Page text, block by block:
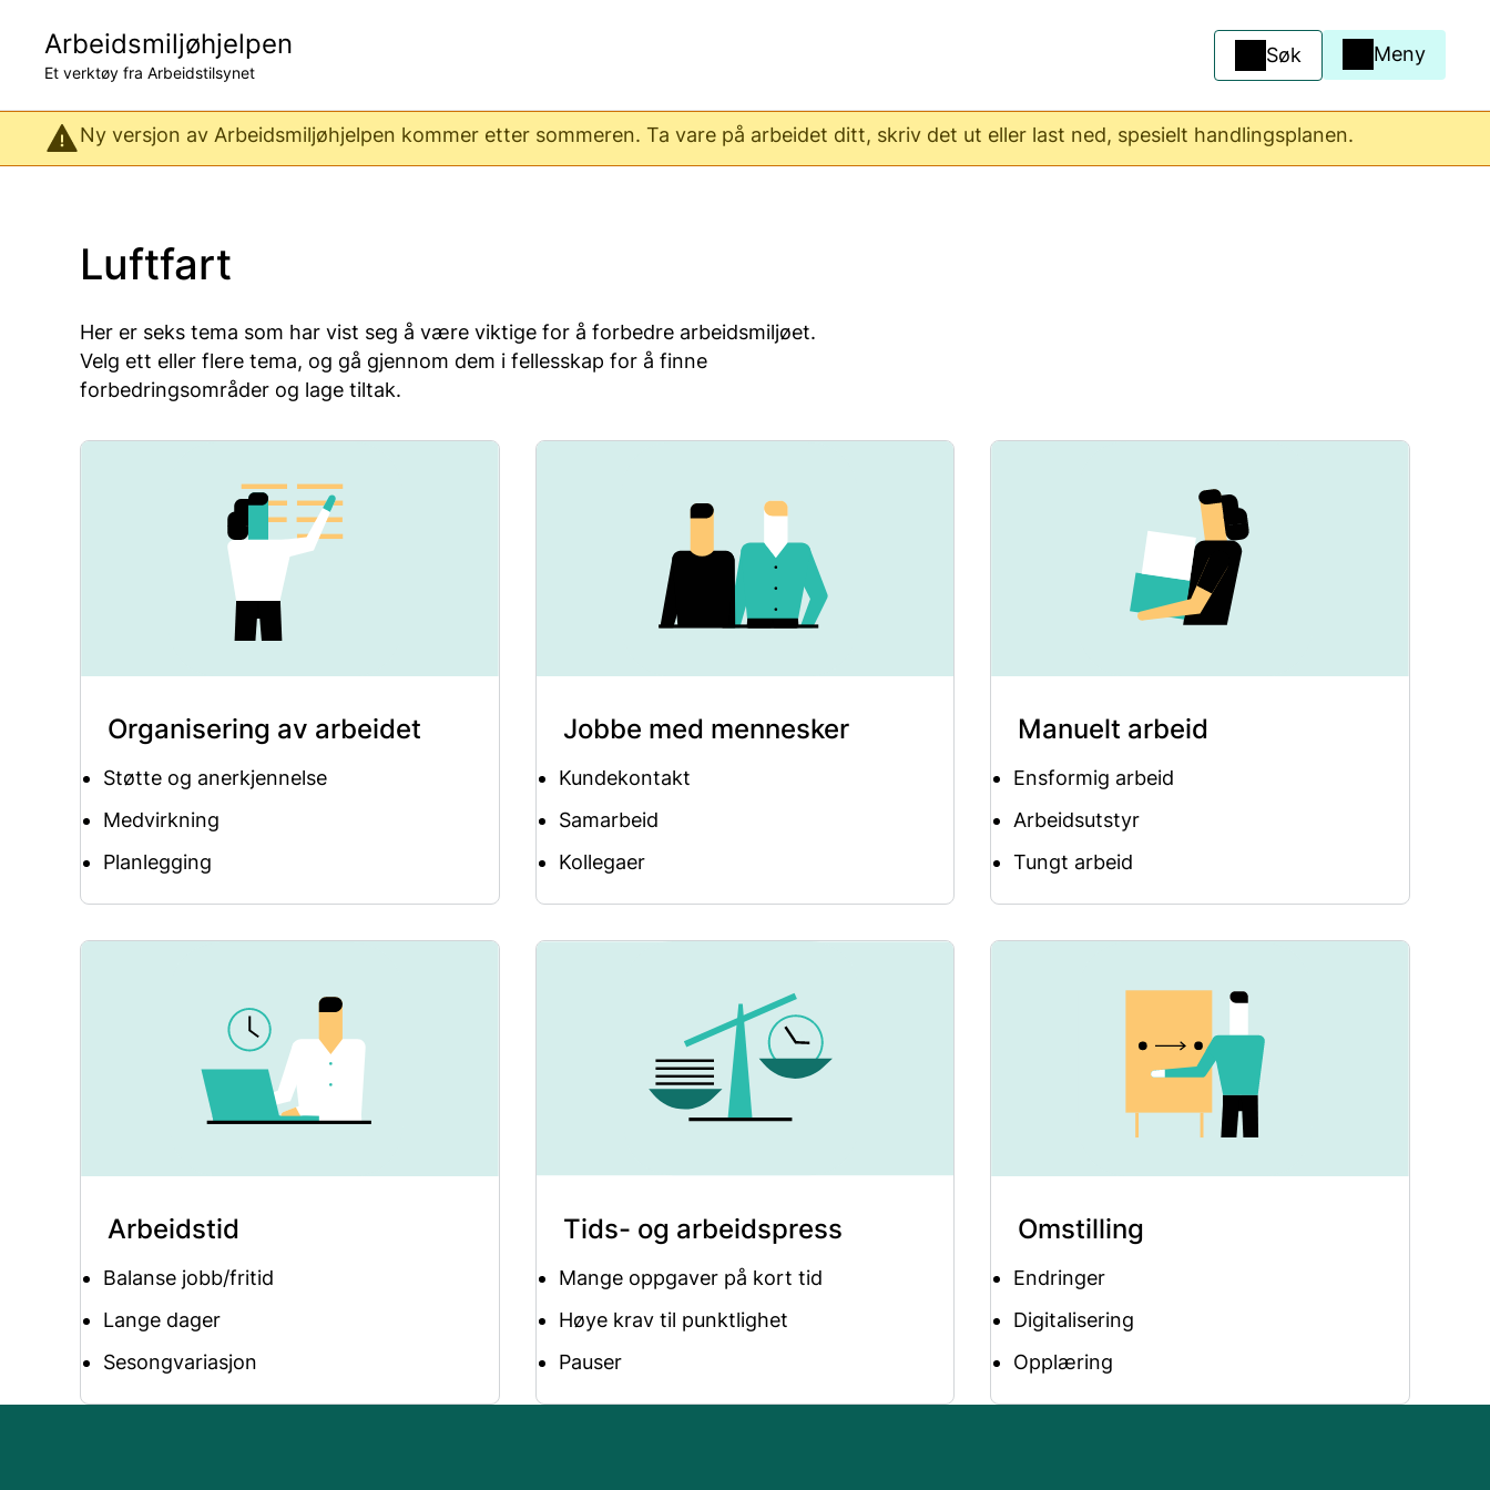
hovedinnhold
Arbeidsmiljøhjelpen
Et verktøy fra Arbeidstilsynet
Søk Meny
Ny versjon av Arbeidsmiljøhjelpen kommer etter sommeren. Ta vare på arbeidet ditt, skriv det ut eller last ned, spesielt handlingsplanen.
Luftfart
Her er seks tema som har vist seg å være viktige for å forbedre arbeidsmiljøet.
Velg ett eller flere tema, og gå gjennom dem i fellesskap for å finne
forbedringsområder og lage tiltak.
Organisering av arbeidet
Støtte og anerkjennelse
Medvirkning
Planlegging
Jobbe med mennesker
Kundekontakt
Samarbeid
Kollegaer
Manuelt arbeid
Ensformig arbeid
Arbeidsutstyr
Tungt arbeid
Arbeidstid
Balanse jobb/fritid
Lange dager
Sesongvariasjon
Tids- og arbeidspress
Mange oppgaver på kort tid
Høye krav til punktlighet
Pauser
Omstilling
Endringer
Digitalisering
Opplæring